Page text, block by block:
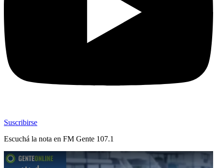
Suscribirse
Escuchá la nota en FM Gente 107.1